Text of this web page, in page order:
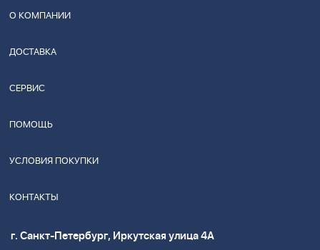
О КОМПАНИИ
ДОСТАВКА
СЕРВИС
ПОМОЩЬ
УСЛОВИЯ ПОКУПКИ
КОНТАКТЫ
г. Санкт-Петербург, Иркутская улица 4А